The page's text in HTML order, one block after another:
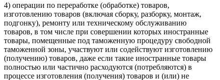
4) операции по переработке (обработке) товаров,
изготовлению товаров (включая сборку, разборку, монтаж,
подгонку), ремонту или техническому обслуживанию
товаров, в том числе при совершении которых иностранные
товары, помещенные под таможенную процедуру свободной
таможенной зоны, участвуют или содействуют изготовлению
(получению) товаров, даже если такие иностранные товары
полностью или частично расходуются (потребляются) в
процессе изготовления (получения) товаров и (или) не